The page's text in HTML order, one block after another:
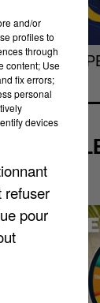
GAGNER
and/or
profiles to
through
content; Use
fix errors;
personal
devices
refuser
pour